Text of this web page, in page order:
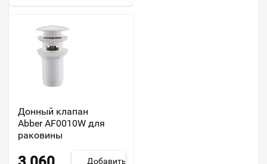
Донный клапан
Abber AF0010W для
раковины
Добавить